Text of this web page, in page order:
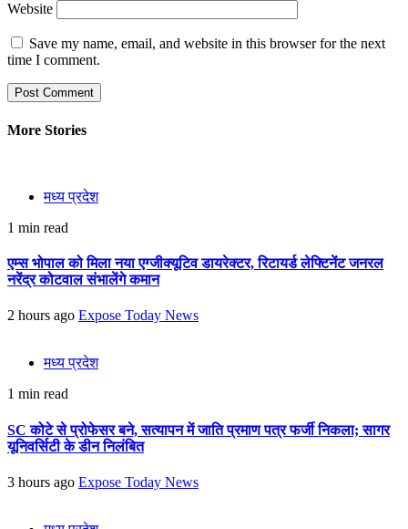
Website
Save my name, email, and website in this browser for the next
time I comment.
More Stories
मध्य प्रदेश
1 min read
एम्स भोपाल को मिला नया एग्जीक्यूटिव डायरेक्टर, रिटायर्ड लेफ्टिनेंट जनरल
नरेंद्र कोटवाल संभालेंगे कमान
2 hours ago Expose Today News
मध्य प्रदेश
1 min read
SC कोटे से प्रोफेसर बने, सत्यापन में जाति प्रमाण पत्र फर्जी निकला; सागर
यूनिवर्सिटी के डीन निलंबित
3 hours ago Expose Today News